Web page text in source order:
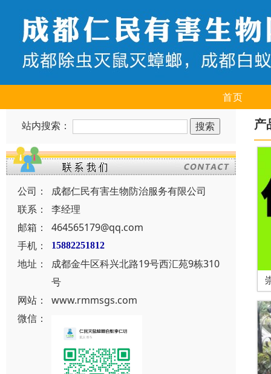
首页
站内搜索：
公司：
成都仁民有害生物防治服务有限公司
联系：
李经理
邮箱：
464565179@qq.com
手机：
15882251812
地址：
成都金牛区科兴北路19号西汇苑9栋310
号
网站：
www.rmmsgs.com
微信：
产